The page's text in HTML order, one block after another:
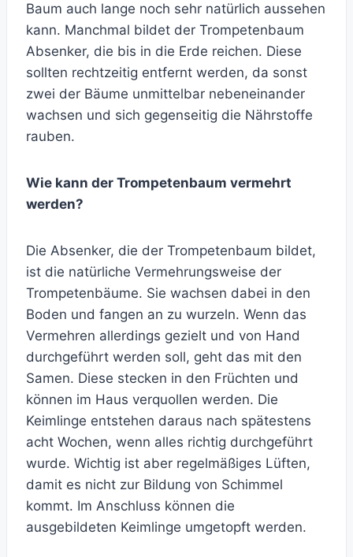
Baum auch lange noch sehr natürlich aussehen
kann. Manchmal bildet der Trompetenbaum
Absenker, die bis in die Erde reichen. Diese
sollten rechtzeitig entfernt werden, da sonst
zwei der Bäume unmittelbar nebeneinander
wachsen und sich gegenseitig die Nährstoffe
rauben.
Wie kann der Trompetenbaum vermehrt
werden?
Die Absenker, die der Trompetenbaum bildet,
ist die natürliche Vermehrungsweise der
Trompetenbäume. Sie wachsen dabei in den
Boden und fangen an zu wurzeln. Wenn das
Vermehren allerdings gezielt und von Hand
durchgeführt werden soll, geht das mit den
Samen. Diese stecken in den Früchten und
können im Haus verquollen werden. Die
Keimlinge entstehen daraus nach spätestens
acht Wochen, wenn alles richtig durchgeführt
wurde. Wichtig ist aber regelmäßiges Lüften,
damit es nicht zur Bildung von Schimmel
kommt. Im Anschluss können die
ausgebildeten Keimlinge umgetopft werden.